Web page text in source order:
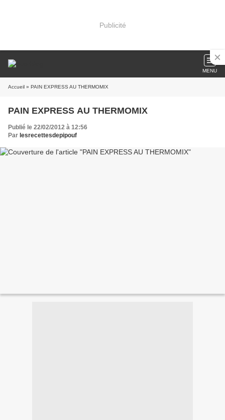
Publicité
MENU
Accueil » PAIN EXPRESS AU THERMOMIX
PAIN EXPRESS AU THERMOMIX
Publié le 22/02/2012 à 12:56
Par lesrecettesdepipouf